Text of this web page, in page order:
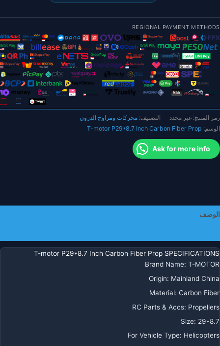
دعامة
ألياف
الكربون
P29x8.7
CF
المروحة
2
قطعة/
زوج
طيار
VTOL
REGIONAL PAYMENT METHODS
رمز المنتج: غير محدد التصنيف: محركات ومراوح الدرون
الوسم: T-motor P29*8.7 Inch Carbon Fiber Prop
Ask for more info
الوصف
T-motor P29*8.7 Inch Carbon Fiber Prop SPECIFICATIONS
Brand Name: T-MOTOR
Origin: Mainland China
Material: Carbon Fiber
RC Parts & Accs: Propellers
Size: 29*8.7
For Vehicle Type: Helicopters